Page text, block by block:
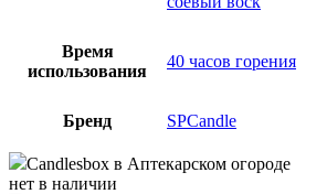
Время
использования
40 часов горения
Бренд SPCandle
Candlesbox в Аптекарском огороде
нет в наличии